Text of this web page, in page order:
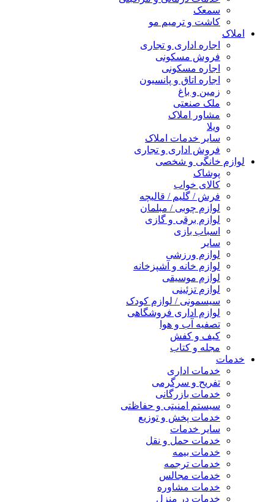
سمعک
کاشت و ترمیم مو
املاک
اجاره اداری و تجاری
فروش مسکونی
اجاره مسکونی
اجاره اتاق و پانسیون
زمین و باغ
ملک صنعتی
مشاور املاک
ویلا
سایر خدمات املاک
فروش اداری و تجاری
لوازم خانگی و شخصی
پوشاک
کالای خواب
فرش / گلیم / قالیچه
لوازم چوبی / مبلمان
لوازم برقی و گازی
اسباب بازی
سایر
لوازم ورزشی
لوازم خانه و آشپزخانه
لوازم موسیقی
لوازم تزئینی
سیسمونی / لوازم کودک
لوازم اداری فروشگاهی
تصفیه آب و هوا
کیف و کفش
مجله و کتاب
خدمات
خدمات اداری
تفریح و سرگرمی
خدمات بازرگانی
سیستم امنیتی و حفاظتی
خدمات پخش و توزیع
سایر خدمات
خدمات حمل و نقل
خدمات بیمه
خدمات ترجمه
خدمات مجالس
خدمات مشاوره
خدمات در منزل